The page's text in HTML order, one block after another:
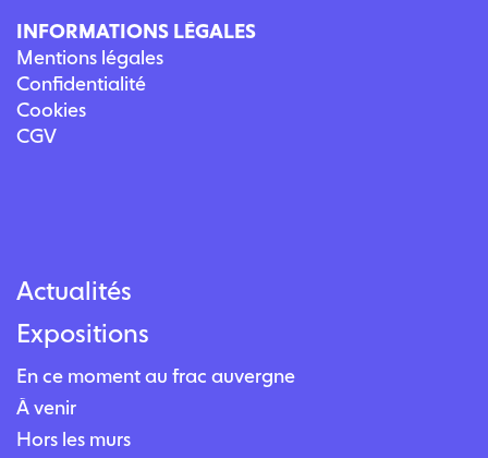
INFORMATIONS LÉGALES
Mentions légales
Confidentialité
Cookies
CGV
Actualités
Expositions
En ce moment au frac auvergne
À venir
Hors les murs